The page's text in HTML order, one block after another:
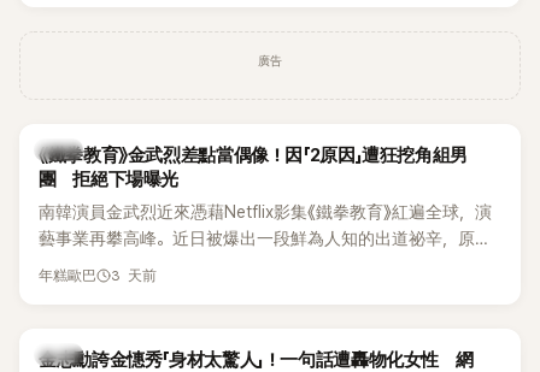
《脫掉鞋子恢單4Men》 中，親自公開那張當年引發話題的「腋下
比基尼照」，再次重提這段至今仍被粉絲視為黑歷史代表作的事
員身分出道，該團在 2000 年代初期紅極一時，由李智惠、徐
智英兩位女成員，以及張錫炫、Chris Kim 兩位男成員組成。不
過後來爆出長達四年的團內霸凌風波，甚至傳出徐智英母親對
李智惠言語辱罵、動手等爭議，最終團體於 2002 年解散。 團
體解散後，李智惠轉型 solo，靠著綜藝與歌唱實力持續活躍演
藝圈。據悉，她當年能加入 S#arp，也與 李尚敏 的賞識有關。
感情方面，李智惠於 2017 年與圈外男友結婚，婚後育有兩個
目，她經營的 YouTube 頻道也即將突破百萬訂閱，近年內容深
廣告
韓星
《鐵拳教育》金武烈差點當偶像！因「2原因」遭狂挖角組男
團 拒絕下場曝光
南韓演員金武烈近來憑藉Netflix影集《鐵拳教育》紅遍全球，演
藝事業再攀高峰。近日被爆出一段鮮為人知的出道祕辛，原來
他當年差點不是以演員身分出道，而是成為男團偶像的一員。
年糕歐巴 3 天前
韓星
金志勳誇金憓秀「身材太驚人」！一句話遭轟物化女性 網